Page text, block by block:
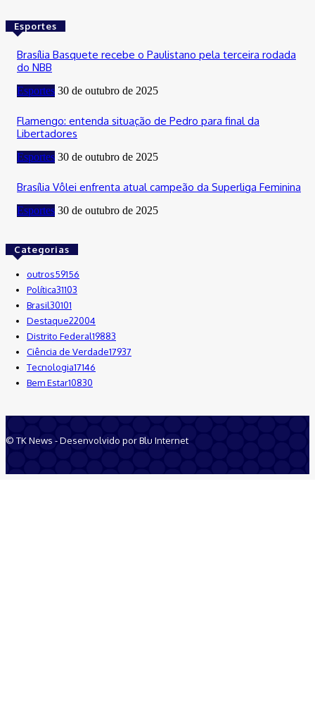
Esportes
Brasília Basquete recebe o Paulistano pela terceira rodada
do NBB
Esportes 30 de outubro de 2025
Flamengo: entenda situação de Pedro para final da
Libertadores
Esportes 30 de outubro de 2025
Brasília Vôlei enfrenta atual campeão da Superliga Feminina
Esportes 30 de outubro de 2025
Categorias
outros59156
Política31103
Brasil30101
Destaque22004
Distrito Federal19883
Ciência de Verdade17937
Tecnologia17146
Bem Estar10830
© TK News - Desenvolvido por Blu Internet